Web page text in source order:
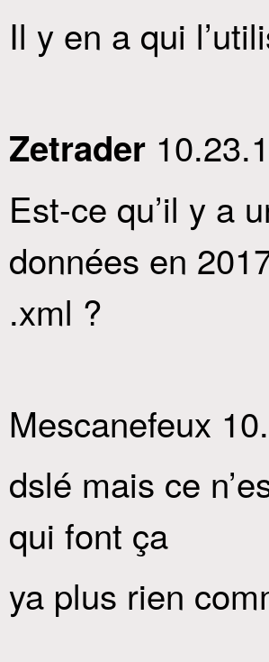
Il y en a qui
Zetrader
Est-ce qu’il y a
données en
.xml ?
Mescanefeux
dslé mais ce
qui font ça
ya plus rien